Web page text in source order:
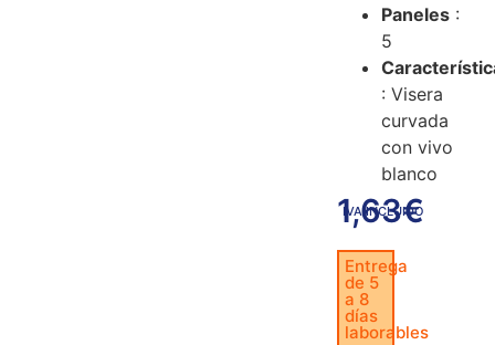
Paneles :
5
: Visera
curvada
con vivo
blanco
1,63€
IVA INCLUIDO
Entrega
de 5
a 8
días
laborables